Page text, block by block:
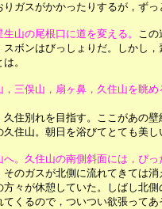
ガスがかかったりするが，ず
山の尾根口に道を変える。 この
ボンはびっしょりだ。しかし
。
，三俣山，扇ヶ鼻，久住山を眺
住別れを目指す。ここがあの壁
住山。朝日を浴びてとても美し
へ。久住山の南側斜面には，ぴ
そのガスが北側に流れてきては
方々が休憩していた。しばし北
てくるので，ついつい欲張って